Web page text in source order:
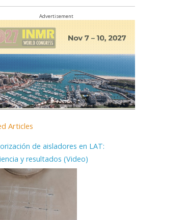
Advertisement
Articles
de aisladores en LAT:
y resultados (Video)